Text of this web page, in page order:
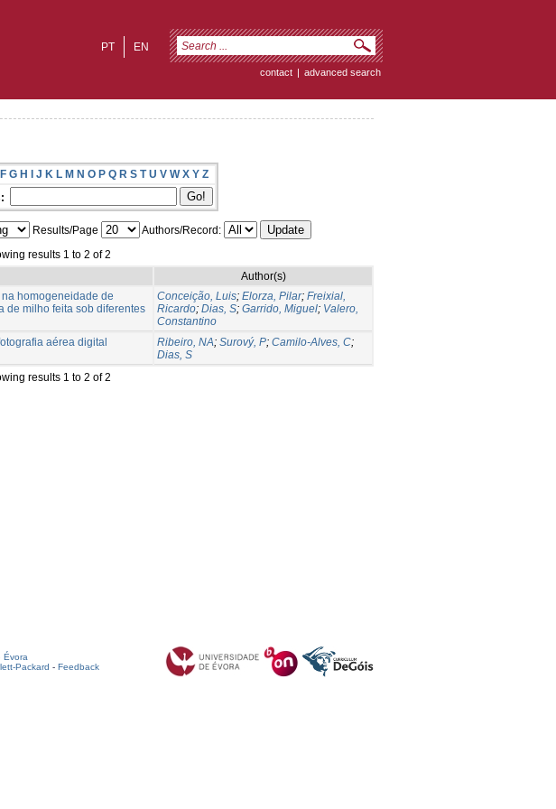
EN
PT
contact | advanced search
F G H I J K L M N O P Q R S T U V W X Y Z
Results/Page
Authors/Record:
results 1 to 2 of 2
Author(s)
homogeneidade de
de milho feita sob diferentes
Conceição, Luis; Elorza, Pilar; Freixial,
Ricardo; Dias, S; Garrido, Miguel; Valero,
Constantino
aérea digital
Ribeiro, NA; Surový, P; Camilo-Alves, C;
Dias, S
results 1 to 2 of 2
Évora
Packard - Feedback